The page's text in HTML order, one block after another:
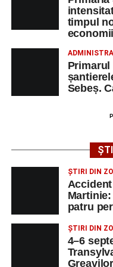
Polițiștii continuă
împrejurărilor în care
dosar penal întocmit
vătămare corporală din
Ultimele știri din
Accident rutier
autoturisme
transportate la
Investiție
centrală solară
timpul
Sebeș.
ȘTIRI DIN
patru
ȘTIRI DIN
4–6